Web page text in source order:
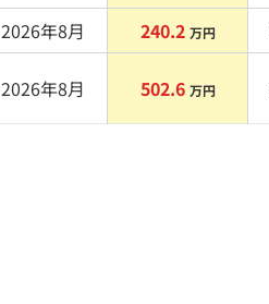
2026年8月
240.2 万円
2026年8月 502.6 万円